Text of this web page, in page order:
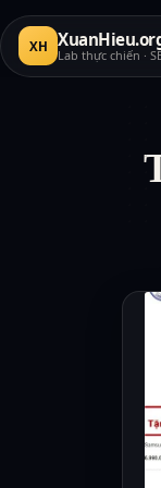
XH
Lab thực chiến ·